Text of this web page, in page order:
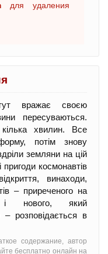
для удаления
вражає своєю
пересуваються.
хвилин. Все
потім знову
земляни на цій
космонавтів
винаходи,
– приреченого на
і нового, який
– розповідається в
содержание, автор
бесплатно онлайн на